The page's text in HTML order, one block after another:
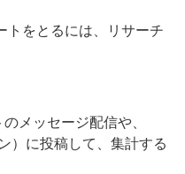
トをとるには、リサーチ
メッセージ配信や、
）に投稿して、集計する